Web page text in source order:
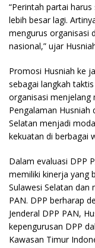
“Perintah partai
lebih besar lagi.
mengurus organisasi
nasional,” ujar
Promosi Husniah ke
sebagai langkah
organisasi
Pengalaman
Selatan menjadi
kekuatan di berbagai
Dalam evaluasi DPP
memiliki kinerja yang
Sulawesi Selatan dan
PAN. DPP berharap
Jenderal DPP PAN,
kepengurusan DPP
Kawasan Timur